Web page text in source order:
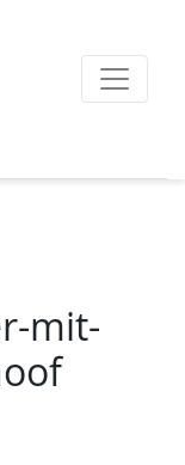
Züchtung bis
mit-